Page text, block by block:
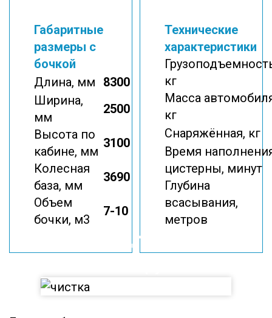
Габаритные
размеры с
бочкой
Длина, мм
8300
Ширина,
мм
2500
Высота по
кабине, мм
3100
Колесная
база, мм
3690
Объем
бочки, м3
7-10
Технические
характеристики
кг
Масса
кг
Снаряжённая, кг
Время
цистерны, минут
Глубина
всасывания,
метров
Гидродинамическая